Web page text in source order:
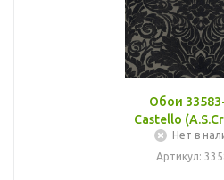
Обои
Castello
Нет в
Артикул: